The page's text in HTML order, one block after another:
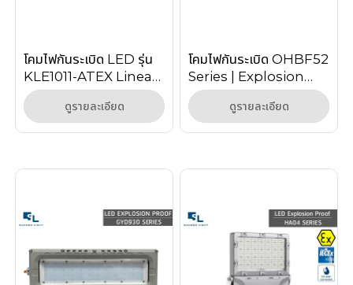
โคมไฟกันระเบิด LED รุ่น
KLE1011-ATEX Linear
Light Zone 1/2 IP66
IECEx
ดูรายละเอียด
โคมไฟกันระเบิด OHBF52
Series | Explosion
Proof Linear Light
20W น้ำหนักเบา
ดูรายละเอียด